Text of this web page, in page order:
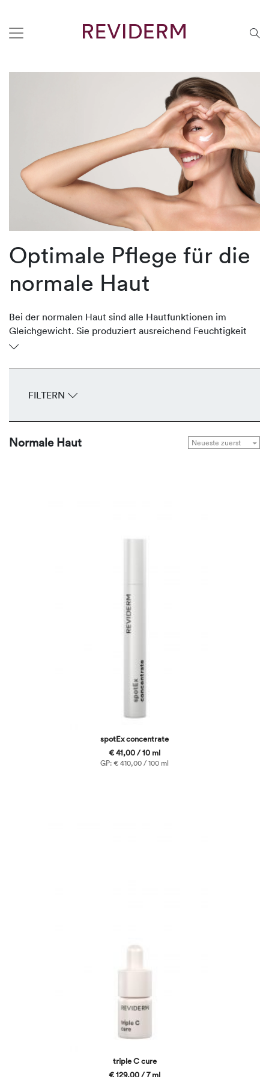
Optimale Pflege für die
normale Haut
Bei der normalen Haut sind alle Hautfunktionen im
Gleichgewicht. Sie produziert ausreichend Feuchtigkeit
und schützende Lipide, ist geschmeidig und glatt. Sie ist
feine Poren. Das gesamte Erscheinungsbild wirkt
REVIDERM Seren, Fluids, Cremes und Masken zur
FILTERN
Normale Haut
spotEx concentrate
€ 41,00 / 10 ml
GP: € 410,00 / 100 ml
triple C cure
€ 129,00 / 7 ml